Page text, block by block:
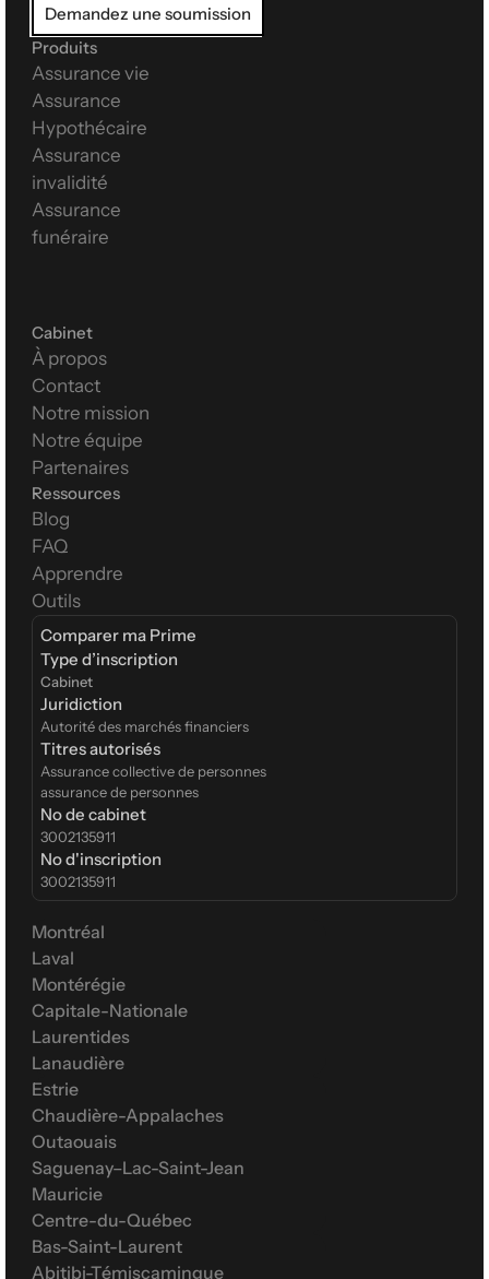
Demandez une soumission
Produits
Assurance vie
Assurance
Hypothécaire
Assurance
invalidité
Assurance
funéraire
Cabinet
À propos
Contact
Notre mission
Notre équipe
Partenaires
Ressources
Blog
FAQ
Apprendre
Outils
Comparer ma Prime
Type d’inscription
Cabinet
Juridiction
Autorité des marchés financiers
Titres autorisés
Assurance collective de personnes
assurance de personnes
No de cabinet
3002135911
No d'inscription
3002135911
Montréal
Laval
Montérégie
Capitale-Nationale
Laurentides
Lanaudière
Estrie
Chaudière-Appalaches
Outaouais
Saguenay–Lac-Saint-Jean
Mauricie
Centre-du-Québec
Bas-Saint-Laurent
Abitibi-Témiscamingue